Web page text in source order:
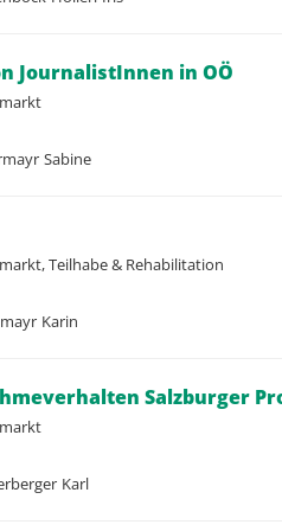
JournalistInnen in OÖ
Sabine
Teilhabe & Rehabilitation
Karin
Salzburger
Karl